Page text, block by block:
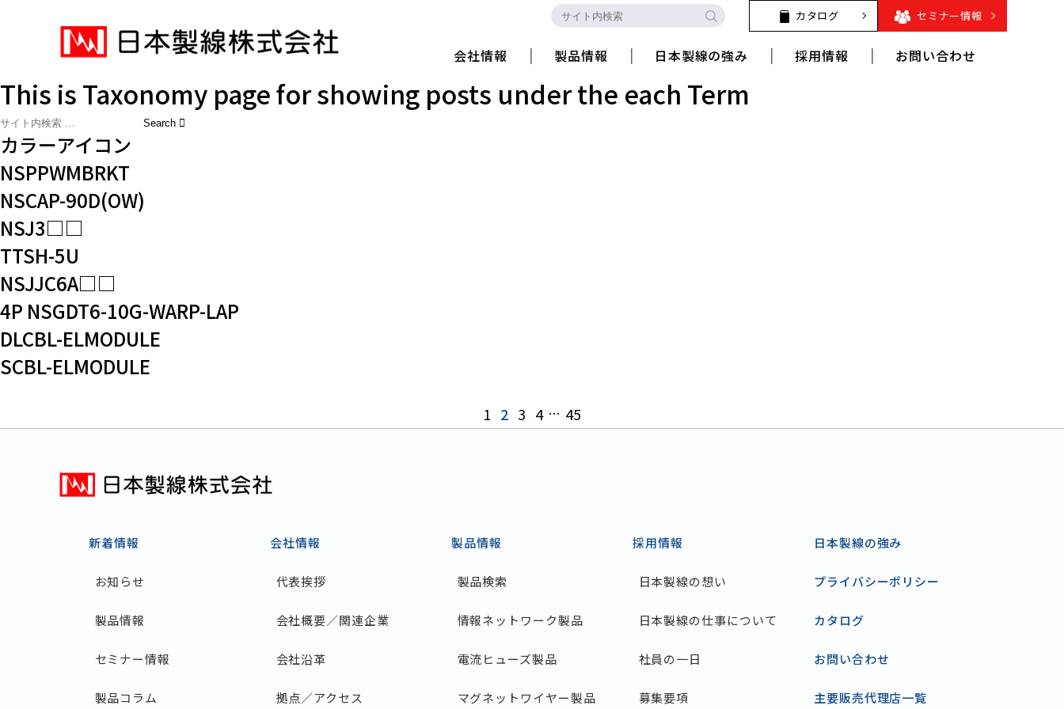
カタログ セミナー情報
会社情報 製品情報 日本製線の強み 採用情報 お問い合わせ
This is Taxonomy page for showing posts under the each Term
カラーアイコン
NSPPWMBRKT
NSCAP-90D(OW)
NSJ3□□
TTSH-5U
NSJJC6A□□
4P NSGDT6-10G-WARP-LAP
DLCBL-ELMODULE
SCBL-ELMODULE
1 2 3 4 … 45
新着情報
お知らせ
製品情報
セミナー情報
製品コラム
会社情報
代表挨拶
会社概要／関連企業
会社沿革
拠点／アクセス
製品情報
製品検索
情報ネットワーク製品
電流ヒューズ製品
マグネットワイヤー製品
採用情報
日本製線の想い
日本製線の仕事について
社員の一日
募集要項
日本製線の強み
プライバシーポリシー
カタログ
お問い合わせ
主要販売代理店一覧